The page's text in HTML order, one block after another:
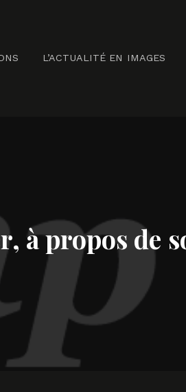
L’ACTUALITÉ EN IMAGES
propos de